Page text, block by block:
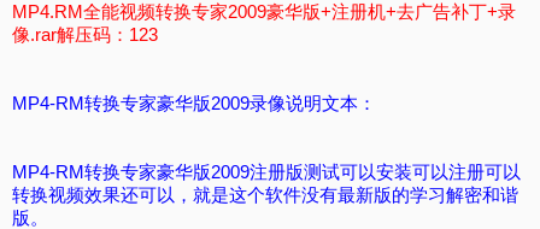
MP4.RM全能视频转换专家2009豪华版+注册机+去广告补丁+录
像.rar解压码：123
MP4-RM转换专家豪华版2009录像说明文本：
MP4-RM转换专家豪华版2009注册版测试可以安装可以注册可以
转换视频效果还可以，就是这个软件没有最新版的学习解密和谐
版。